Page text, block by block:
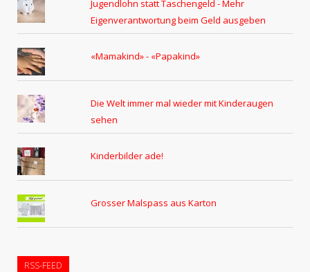
Jugendlohn statt Taschengeld - Mehr
Eigenverantwortung beim Geld ausgeben
«Mamakind» - «Papakind»
Die Welt immer mal wieder mit Kinderaugen
sehen
Kinderbilder ade!
Grosser Malspass aus Karton
RSS-FEED